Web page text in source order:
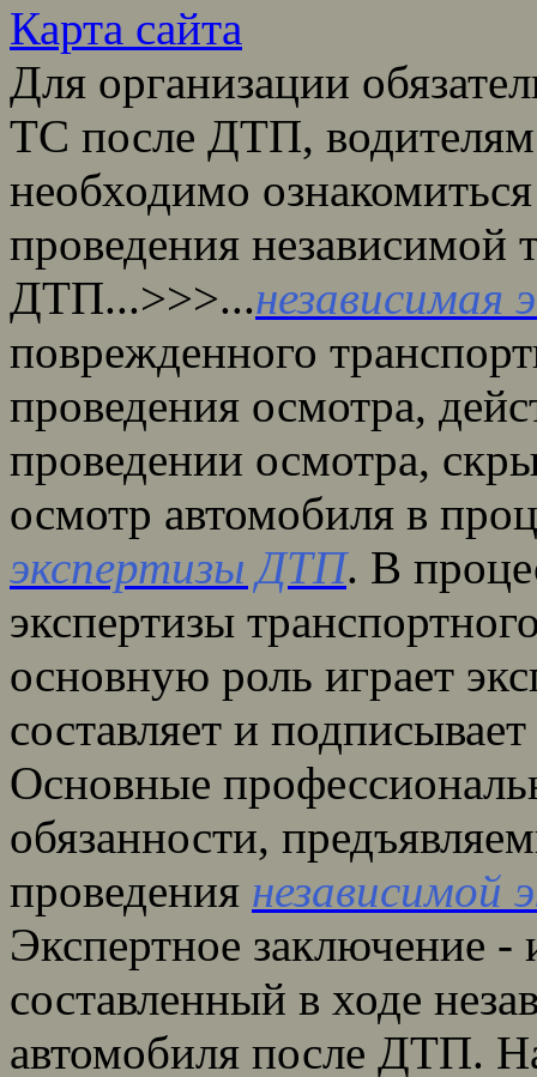
Карта сайта
Для организации
ТС после ДТП, водителям
необходимо
проведения независимой
ДТП...>>>...независимая
поврежденного
проведения осмотра,
проведении осмотра,
осмотр автомобиля в
экспертизы ДТП. В
экспертизы
основную роль играет
составляет и
Основные
обязанности,
проведения независимой
Экспертное заключение -
составленный в ходе
автомобиля после ДТП.